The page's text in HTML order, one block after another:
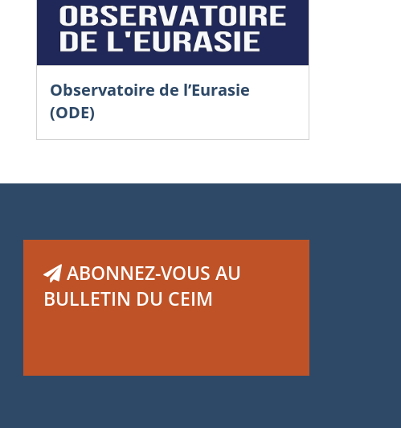
Observatoire de l’Eurasie
(ODE)
ABONNEZ-VOUS AU
BULLETIN DU CEIM